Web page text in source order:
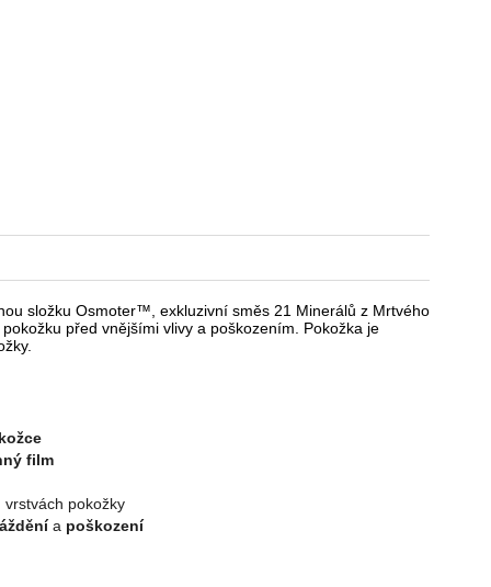
složku Osmoter™, exkluzivní směs 21 Minerálů z Mrtvého
před vnějšími vlivy a poškozením. Pokožka je
film
pokožky
a poškození